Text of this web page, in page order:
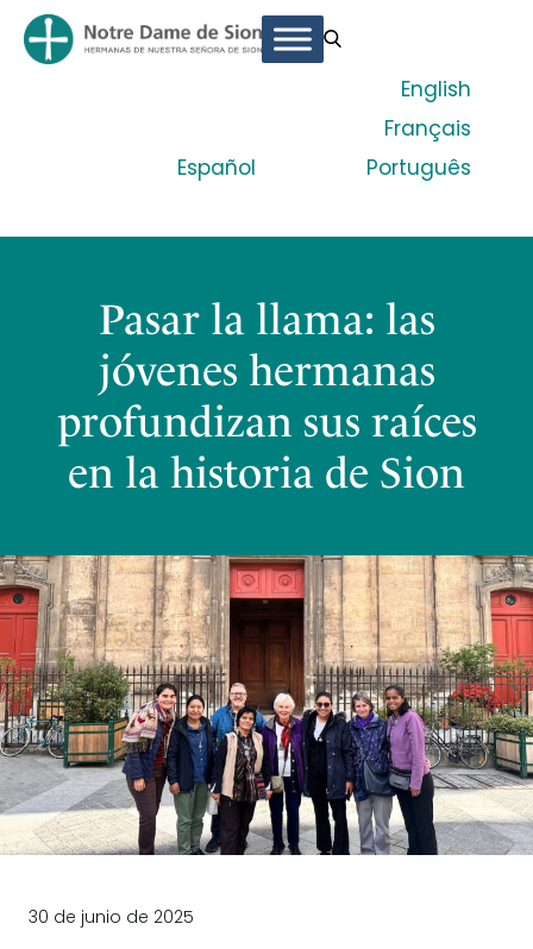
Español
English
Français
Português
Pasar la llama: las
jóvenes hermanas
profundizan sus raíces
en la historia de Sion
30 de junio de 2025